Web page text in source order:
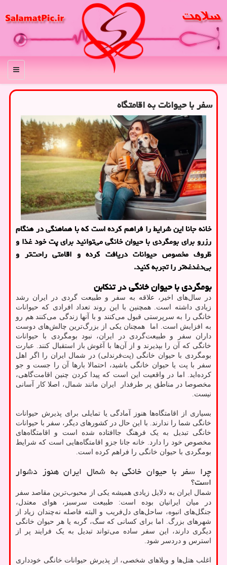
منو
سفر با حیوانات به اقامتگاه
خانه جانا این شرایط را فراهم کرده است که با هماهنگی در هنگام
رزرو برای بومگردی با حیوان خانگی می‌توانید برای پت خود غذا و
ظروف مخصوص حیوانات دریافت کرده و اقامتی راحت‌تر و
بی‌دغدغه‌تر را تجربه کنید.
بومگردی با حیوان خانگی در تنکابن
در سال‌های اخیر، علاقه به سفر و طبیعت گردی در ایران رشد
زیادی داشته است. همچنین با این روند تعداد افرادی که حیوانات
خانگی را به سرپرستی قبول می‌کنند و با آنها زندگی می‌کنند هم رو
به افزایش است. اما همچنان یکی از بزرگ‌ترین چالش‌های دوست
داران سفر و طبیعت‌گردی در ایران، نبود بومگردی با حیوانات
خانگی که آن را بپذیرند و از آن‌ها با آغوش باز استقبال کنند. عبارت
بومگردی با حیوان خانگی (پت‌فرندلی) در شمال ایران را اگر اهل
سفر با پت یا حیوان خانگی باشید، احتمالا بارها آن را جست و جو
کرده‌اید. اما در واقعیت این است که پیدا کردن چنین اقامت‌گاهی،
مخصوصا در مناطق پر طرفدار ایران مانند شمال، اصلا کار آسانی
نیست.
بسیاری از اقامتگاه‌ها هنوز آمادگی یا تمایلی برای پذیرش حیوانات
خانگی شما را ندارند. با این حال در کشورهای دیگر، سفر با حیوانات
خانگی تبدیل به یک فرهنگ جاافتاده شده است و اقامتگاه‌های
مخصوص خود را دارد. خانه جانا جزو اقامتگاه‌هایی است که شرایط
بومگردی با حیوان خانگی را فراهم کرده است.
چرا سفر با حیوان خانگی به شمال ایران هنوز دشوار
است؟
شمال ایران به دلایل زیادی همیشه یکی از محبوب‌ترین مقاصد سفر
در میان ایرانیان بوده است: طبیعت سرسبز، هوای معتدل،
جنگل‌های انبوه، ساحل‌های دل‌فریب و البته فاصله نه‌چندان زیاد از
شهرهای بزرگ. اما برای کسانی که سگ، گربه یا هر حیوان خانگی
دیگری دارند، این سفر ساده می‌تواند تبدیل به یک فرایند پر از
استرس و دردسر شود.
اغلب هتل‌ها و ویلاهای شخصی، از پذیرش حیوانات خانگی خودداری